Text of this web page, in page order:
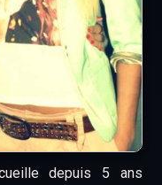
depuis 5 ans